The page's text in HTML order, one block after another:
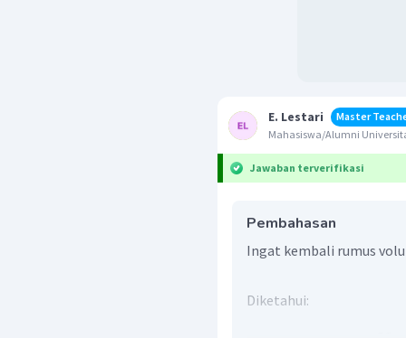
E. Lestari
Master
Mahasiswa/Alumni
Jawaban terverifikasi
Pembahasan
Ingat kembali rumus
Diketahui: